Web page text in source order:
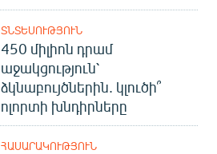
ՏՆՏԵՍՈՒԹՅՈՒՆ
450 միլիոն դրամ
աջակցություն՝
ձկնաբույծներին. կլուծի՞
ոլորտի խնդիրները
ՀԱՍԱՐԱԿՈՒԹՅՈՒՆ